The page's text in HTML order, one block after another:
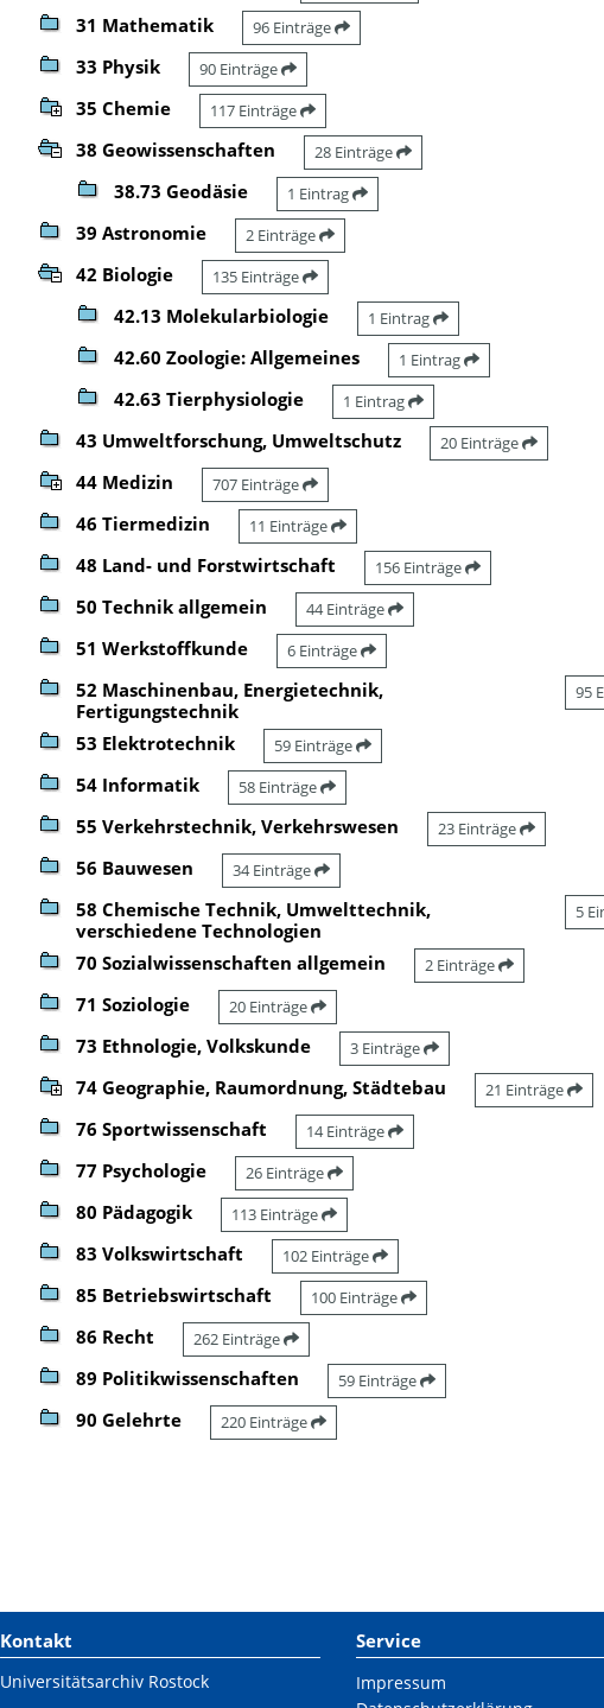
31 Mathematik 96 Einträge
33 Physik 90 Einträge
35 Chemie 117 Einträge
38 Geowissenschaften 28 Einträge
38.73 Geodäsie 1 Eintrag
39 Astronomie 2 Einträge
42 Biologie 135 Einträge
42.13 Molekularbiologie 1 Eintrag
42.60 Zoologie: Allgemeines 1 Eintrag
42.63 Tierphysiologie 1 Eintrag
43 Umweltforschung, Umweltschutz 20 Einträge
44 Medizin 707 Einträge
46 Tiermedizin 11 Einträge
48 Land- und Forstwirtschaft 156 Einträge
50 Technik allgemein 44 Einträge
51 Werkstoffkunde 6 Einträge
52 Maschinenbau, Energietechnik,
Fertigungstechnik
95
53 Elektrotechnik 59 Einträge
54 Informatik 58 Einträge
55 Verkehrstechnik, Verkehrswesen 23 Einträge
56 Bauwesen 34 Einträge
58 Chemische Technik, Umwelttechnik,
verschiedene Technologien
5
70 Sozialwissenschaften allgemein 2 Einträge
71 Soziologie 20 Einträge
73 Ethnologie, Volkskunde 3 Einträge
74 Geographie, Raumordnung, Städtebau 21 Einträge
76 Sportwissenschaft 14 Einträge
77 Psychologie 26 Einträge
80 Pädagogik 113 Einträge
83 Volkswirtschaft 102 Einträge
85 Betriebswirtschaft 100 Einträge
86 Recht 262 Einträge
89 Politikwissenschaften 59 Einträge
90 Gelehrte 220 Einträge
Kontakt
Universitätsarchiv Rostock
Service
Impressum